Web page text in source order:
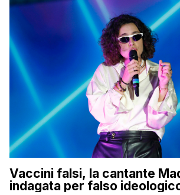
Vaccini falsi, la cantante
indagata per falso